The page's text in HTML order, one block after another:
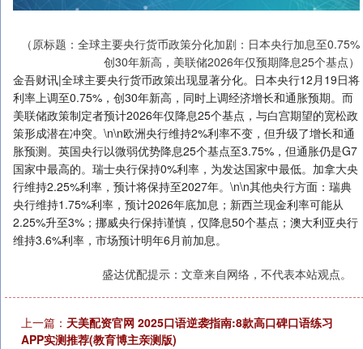
（原标题：全球主要央行货币政策分化加剧：日本央行加息至0.75%
创30年新高，美联储2026年仅预期降息25个基点）
金吾财讯|全球主要央行货币政策出现显著分化。日本央行12月19日将
利率上调至0.75%，创30年新高，同时上调经济增长和通胀预期。而
美联储政策制定者预计2026年仅降息25个基点，与白宫期望的宽松政
策形成潜在冲突。\n\n欧洲央行维持2%利率不变，但升级了增长和通
胀预测。英国央行以微弱优势降息25个基点至3.75%，但通胀仍是G7
国家中最高的。瑞士央行保持0%利率，为发达国家中最低。加拿大央
行维持2.25%利率，预计将保持至2027年。\n\n其他央行方面：瑞典
央行维持1.75%利率，预计2026年底加息；新西兰现金利率可能从
2.25%升至3%；挪威央行保持谨慎，仅降息50个基点；澳大利亚央行
维持3.6%利率，市场预计明年6月前加息。
盛达优配提示：文章来自网络，不代表本站观点。
上一篇： 天美配资官网 2025口语逆袭指南:8款高口碑口语练习
APP实测推荐(教育博主亲测版)